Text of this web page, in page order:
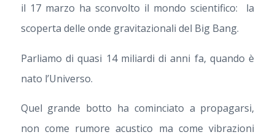
il 17 marzo ha sconvolto il mondo scientifico: la
scoperta delle onde gravitazionali del Big Bang.
Parliamo di quasi 14 miliardi di anni fa, quando è
nato l’Universo.
Quel grande botto ha cominciato a propagarsi,
non come rumore acustico ma come vibrazioni